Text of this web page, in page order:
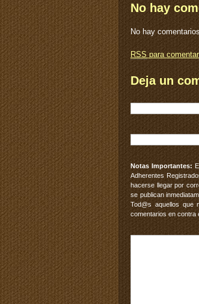
No hay
No hay
RSS para
Deja un
Notas Importantes:
Adherentes
hacerse llegar por
se publican
Tod@s aquellos
comentarios en contra